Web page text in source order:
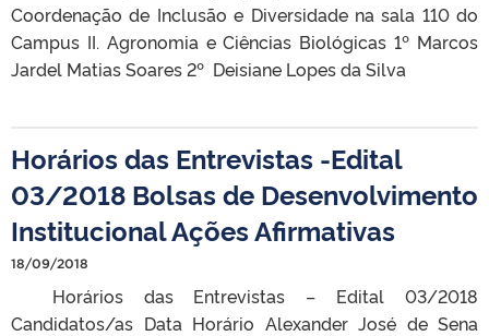
Coordenação de Inclusão e Diversidade na sala 110 do
Campus II. Agronomia e Ciências Biológicas 1º Marcos
Jardel Matias Soares 2º Deisiane Lopes da Silva
Horários das Entrevistas -Edital
03/2018 Bolsas de Desenvolvimento
Institucional Ações Afirmativas
18/09/2018
Horários das Entrevistas – Edital 03/2018
Candidatos/as Data Horário Alexander José de Sena